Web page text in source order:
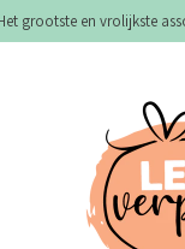
grootste en vrolijkste